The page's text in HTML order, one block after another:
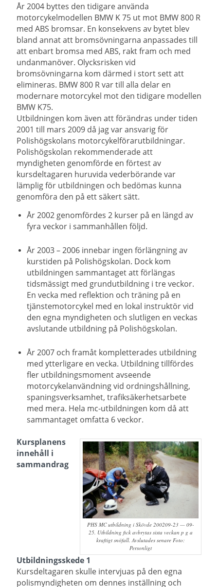
År 2004 byttes den tidigare använda
motorcykelmodellen BMW K 75 ut mot BMW 800 R
med ABS bromsar. En konsekvens av bytet blev
bland annat att bromsövningarna anpassades till
att enbart bromsa med ABS, rakt fram och med
undanmanöver. Olycksrisken vid
bromsövningarna kom därmed i stort sett att
elimineras. BMW 800 R var till alla delar en
modernare motorcykel mot den tidigare modellen
BMW K75.
Utbildningen kom även att förändras under tiden
2001 till mars 2009 då jag var ansvarig för
Polishögskolans motorcykelförarutbildningar.
Polishögskolan rekommenderade att
myndigheten genomförde en förtest av
kursdeltagaren huruvida vederbörande var
lämplig för utbildningen och bedömas kunna
genomföra den på ett säkert sätt.
År 2002 genomfördes 2 kurser på en längd av
fyra veckor i sammanhållen följd.
År 2003 – 2006 innebar ingen förlängning av
kurstiden på Polishögskolan. Dock kom
utbildningen sammantaget att förlängas
tidsmässigt med grundutbildning i tre veckor.
En vecka med reflektion och träning på en
tjänstemotorcykel med en lokal instruktör vid
den egna myndigheten och slutligen en veckas
avslutande utbildning på Polishögskolan.
År 2007 och framåt kompletterades utbildning
med ytterligare en vecka. Utbildning tillfördes
fler utbildningsmoment avseende
motorcykelanvändning vid ordningshållning,
spaningsverksamhet, trafiksäkerhetsarbete
med mera. Hela mc-utbildningen kom då att
sammantaget omfatta 6 veckor.
PHS MC utbildning i Skövde 200209-23 — 09-
25. Utbildning fick avbrytas sista veckan p g a
kraftigt snöfall. Avslutades senare Foto:
Personligt
Kursplanens
innehåll i
sammandrag
Utbildningsskede 1
Kursdeltagaren skulle intervjuas på den egna
polismyndigheten om dennes inställning och